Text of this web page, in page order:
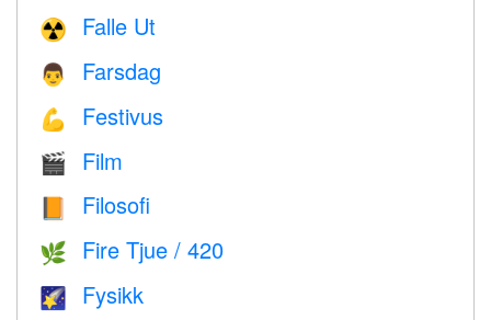
☢️ Falle Ut
👨 Farsdag
💪 Festivus
🎬 Film
📙 Filosofi
🌿 Fire Tjue / 420
🌠 Fysikk